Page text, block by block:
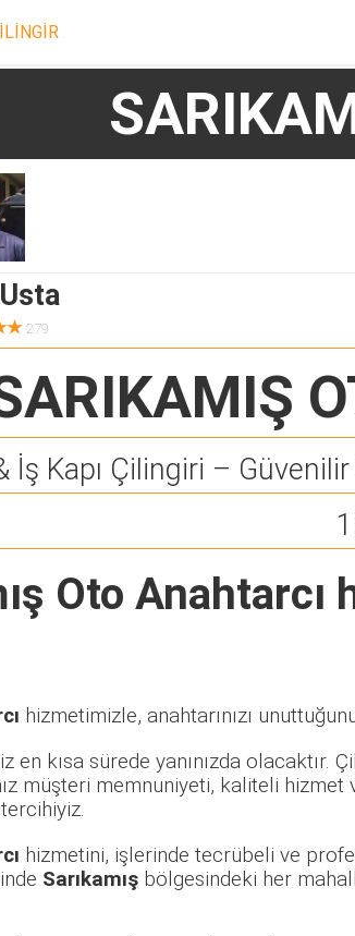
279
İş Kapı Çilingiri –
Oto Anahtarcı
hizmetimizle, anahtarınızı
en kısa sürede yanınızda olacaktır.
müşteri memnuniyeti, kaliteli
hizmetini, işlerinde tecrübeli ve
Sarıkamış bölgesindeki her